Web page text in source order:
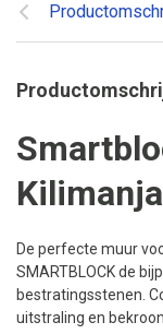
De perfecte muur
SMARTBLOCK de
bestratingsstenen.
uitstraling en